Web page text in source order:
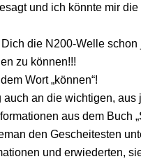
und ich könnte mir
die N200-Welle schon
zu können!!!
Wort „können“!
an die wichtigen, aus
aus dem Buch
den Gescheitesten
und erwiederten,